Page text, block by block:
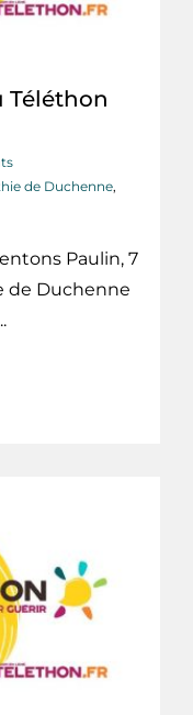
Téléthon
de Duchenne,
Paulin, 7
de Duchenne